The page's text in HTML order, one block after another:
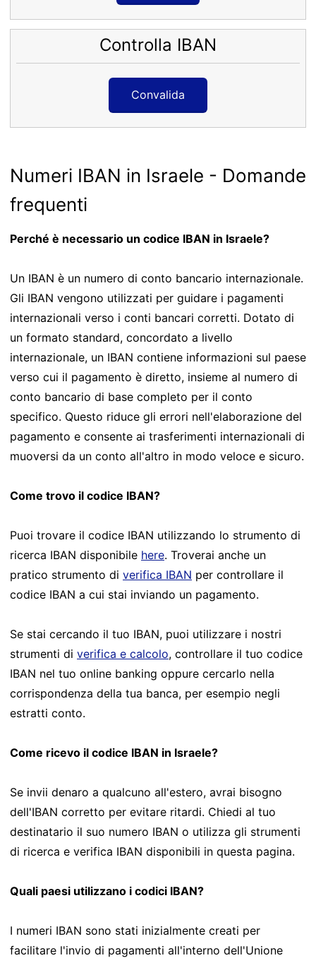
Controlla IBAN
Convalida
Numeri IBAN in Israele - Domande
frequenti
Perché è necessario un codice IBAN in Israele?
Un IBAN è un numero di conto bancario internazionale.
Gli IBAN vengono utilizzati per guidare i pagamenti
internazionali verso i conti bancari corretti. Dotato di
un formato standard, concordato a livello
internazionale, un IBAN contiene informazioni sul paese
verso cui il pagamento è diretto, insieme al numero di
conto bancario di base completo per il conto
specifico. Questo riduce gli errori nell'elaborazione del
pagamento e consente ai trasferimenti internazionali di
muoversi da un conto all'altro in modo veloce e sicuro.
Come trovo il codice IBAN?
Puoi trovare il codice IBAN utilizzando lo strumento di
ricerca IBAN disponibile here. Troverai anche un
pratico strumento di verifica IBAN per controllare il
codice IBAN a cui stai inviando un pagamento.
Se stai cercando il tuo IBAN, puoi utilizzare i nostri
strumenti di verifica e calcolo, controllare il tuo codice
IBAN nel tuo online banking oppure cercarlo nella
corrispondenza della tua banca, per esempio negli
estratti conto.
Come ricevo il codice IBAN in Israele?
Se invii denaro a qualcuno all'estero, avrai bisogno
dell'IBAN corretto per evitare ritardi. Chiedi al tuo
destinatario il suo numero IBAN o utilizza gli strumenti
di ricerca e verifica IBAN disponibili in questa pagina.
Quali paesi utilizzano i codici IBAN?
I numeri IBAN sono stati inizialmente creati per
facilitare l'invio di pagamenti all'interno dell'Unione